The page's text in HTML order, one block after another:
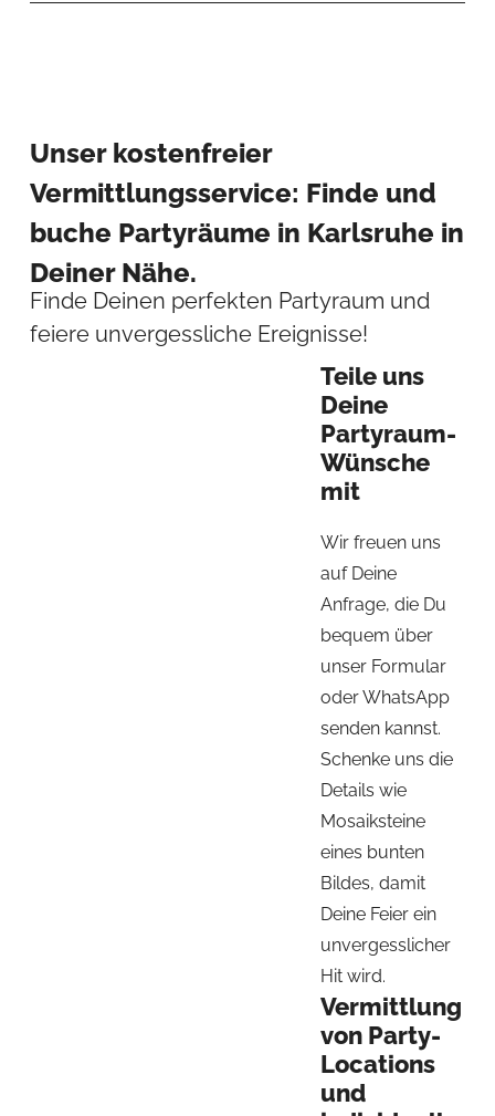
Unser kostenfreier
Vermittlungsservice: Finde und
buche Partyräume in Karlsruhe in
Deiner Nähe.
Finde Deinen perfekten Partyraum und
feiere unvergessliche Ereignisse!
Teile uns
Deine
Partyraum-
Wünsche
mit
Wir freuen uns
auf Deine
Anfrage, die Du
bequem über
unser Formular
oder WhatsApp
senden kannst.
Schenke uns die
Details wie
Mosaiksteine
eines bunten
Bildes, damit
Deine Feier ein
unvergesslicher
Hit wird.
Vermittlung
von Party-
Locations
und